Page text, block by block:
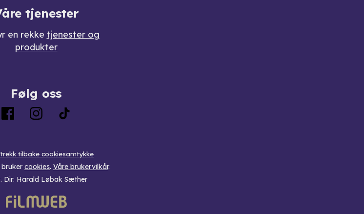
tjenester
en rekke tjenester og
produkter
Følg oss
tilbake cookiesamtykke
bruker cookies. Våre brukervilkår.
Dir: Harald Løbak Sæther